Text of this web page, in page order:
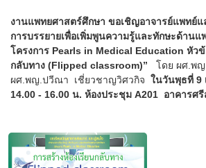
งานแพทยศาสตร์ศึกษา ขอเชิญอาจารย์แพทย์แ
การบรรยายเพื่อเพิ่มพูนความรู้และทักษะด้าน
โครงการ Pearls in Medical Education หัวข้
กลับทาง (Flipped classroom)”
โดย ผศ.พ
ผศ.พญ.ปวีณา เชี่ยวชาญวิศวกิจ ในวันพุธที่ 9
14.00 - 16.00 น. ห้องประชุม A201 อาคารศ